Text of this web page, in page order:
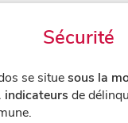
Sécurité
se situesous la
indicateurs de